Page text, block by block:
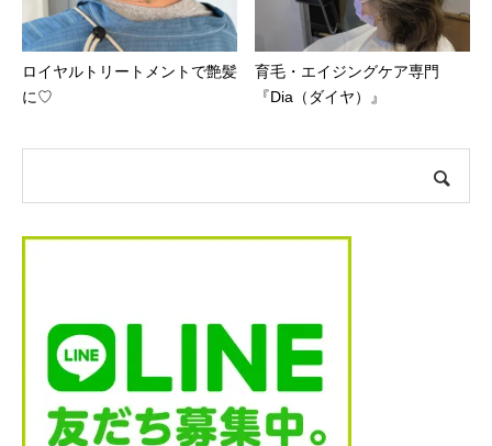
ロイヤルトリートメントで艶髪
に♡
育毛・エイジングケア専門
『Dia（ダイヤ）』